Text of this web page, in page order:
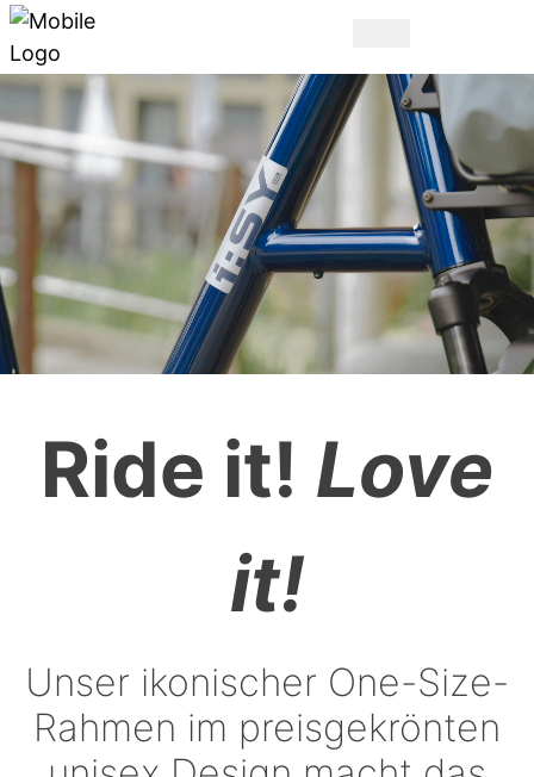
Ride it! Love
it!
Unser ikonischer One-Size-
Rahmen im preisgekrönten